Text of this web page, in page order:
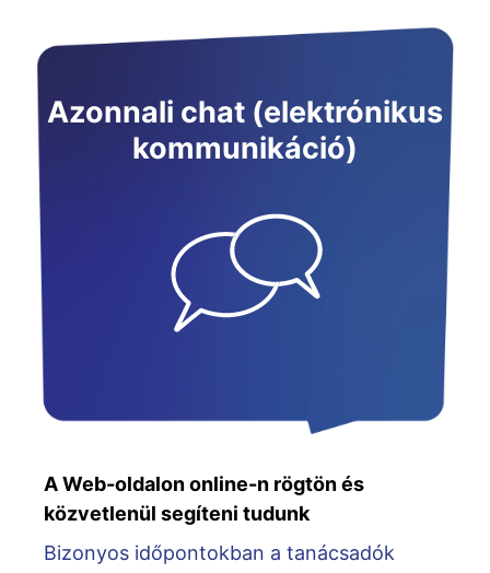
Azonnali chat (elektrónikus
kommunikáció)
A Web-oldalon online-n rögtön és
közvetlenül segíteni tudunk
Bizonyos időpontokban a tanácsadók